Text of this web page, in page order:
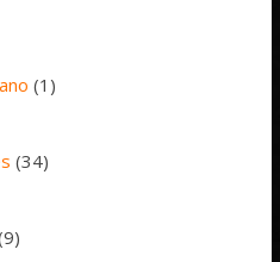
(1)
(34)